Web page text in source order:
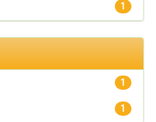
1
1
1